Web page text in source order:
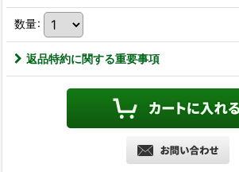
数量:
返品特約に関する重要事項